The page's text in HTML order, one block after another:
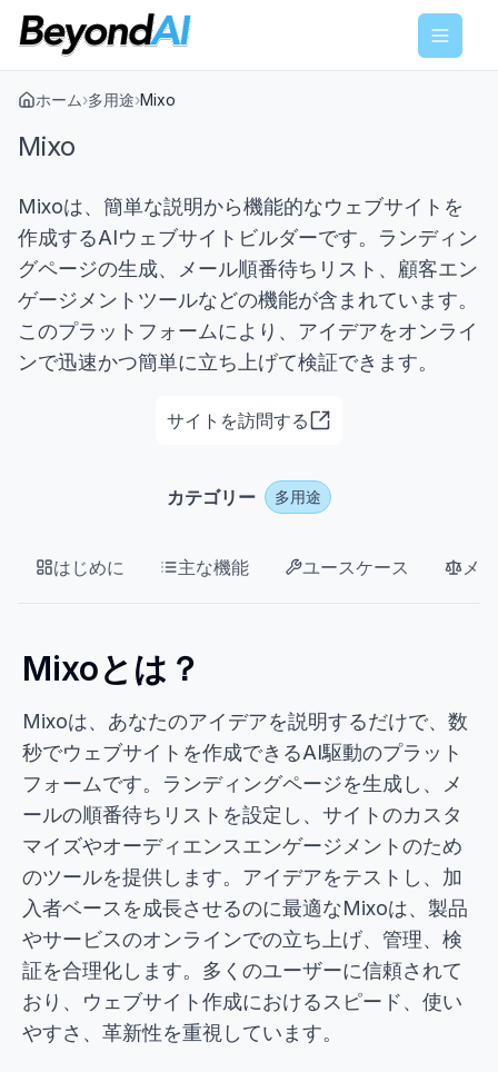
Menu
ホーム›多用途›Mixo
Mixo
Mixoは、簡単な説明から機能的なウェブサイトを
作成するAIウェブサイトビルダーです。ランディン
グページの生成、メール順番待ちリスト、顧客エン
ゲージメントツールなどの機能が含まれています。
このプラットフォームにより、アイデアをオンライ
ンで迅速かつ簡単に立ち上げて検証できます。
サイトを訪問する
カテゴリー 多用途
はじめに 主な機能 ユースケース メ
Mixoとは？
Mixoは、あなたのアイデアを説明するだけで、数
秒でウェブサイトを作成できるAI駆動のプラット
フォームです。ランディングページを生成し、メ
ールの順番待ちリストを設定し、サイトのカスタ
マイズやオーディエンスエンゲージメントのため
のツールを提供します。アイデアをテストし、加
入者ベースを成長させるのに最適なMixoは、製品
やサービスのオンラインでの立ち上げ、管理、検
証を合理化します。多くのユーザーに信頼されて
おり、ウェブサイト作成におけるスピード、使い
やすさ、革新性を重視しています。